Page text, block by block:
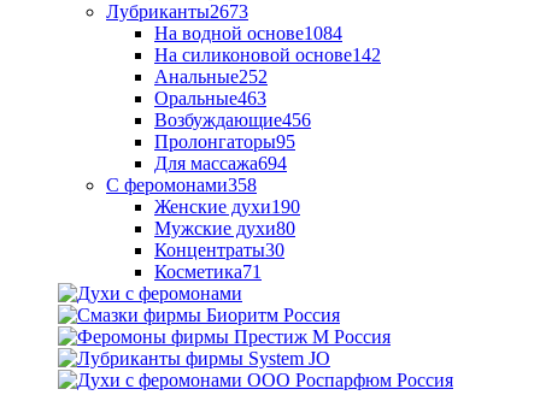
Лубриканты2673
На водной основе1084
На силиконовой основе142
Анальные252
Оральные463
Возбуждающие456
Пролонгаторы95
Для массажа694
С феромонами358
Женские духи190
Мужские духи80
Концентраты30
Косметика71